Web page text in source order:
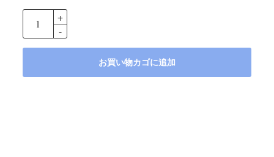
お買い物カゴに追加